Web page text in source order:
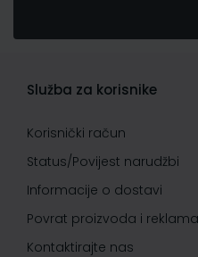
Služba za korisnike
Korisnički račun
Status/Povijest narudžbi
Informacije o dostavi
Povrat proizvoda i
Kontaktirajte nas